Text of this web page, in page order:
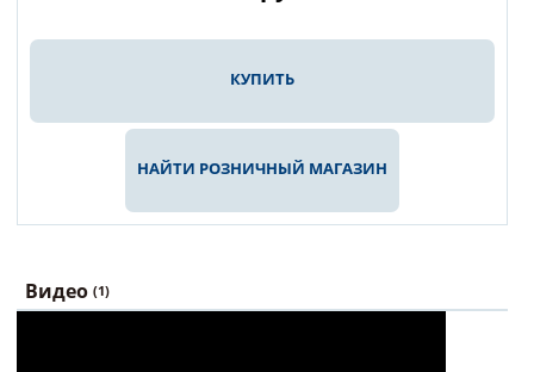
КУПИТЬ
НАЙТИ РОЗНИЧНЫЙ МАГАЗИН
Видео (1)